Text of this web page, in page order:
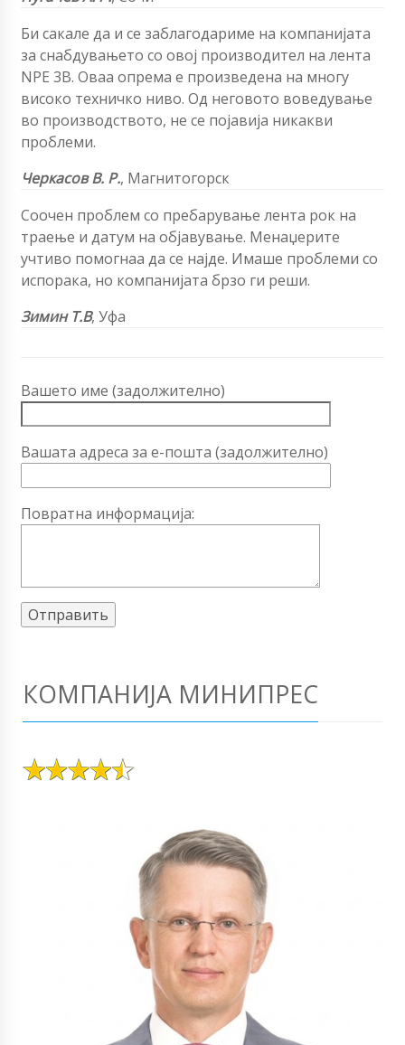
Би сакале да и се заблагодариме на компанијата
за снабдувањето со овој производител на лента
NPE 3B. Оваа опрема е произведена на многу
високо техничко ниво. Од неговото воведување
во производството, не се појавија никакви
проблеми.
Черкасов В. Р., Магнитогорск
Соочен проблем со пребарување лента рок на
траење и датум на објавување. Менаџерите
учтиво помогнаа да се најде. Имаше проблеми со
испорака, но компанијата брзо ги реши.
Зимин Т.В, Уфа
Вашето име (задолжително)
Вашата адреса за е-пошта (задолжително)
Повратна информација:
КОМПАНИЈА МИНИПРЕС